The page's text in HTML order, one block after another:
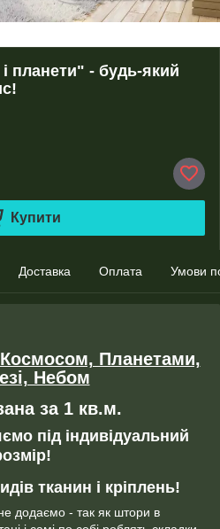
планети" - будь-який
Купити
Доставка Оплата Умови
Планетами,
Небом
за 1 кв.м.
під індивідуальний
тканин і кріплень!
додаємо - так як штори в